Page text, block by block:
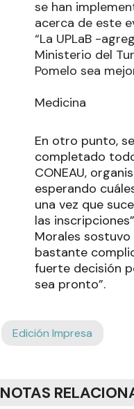
se han
acerca de este
“La UPLaB -
Ministerio del
Pomelo sea
Medicina
En otro punto,
completado
CONEAU,
esperando
una vez que
las
Morales
bastante
fuerte decisión
sea pronto”.
Edición Impresa
NOTAS